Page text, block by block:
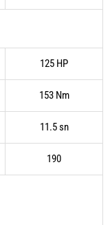
125 HP
153 Nm
11.5 sn
190